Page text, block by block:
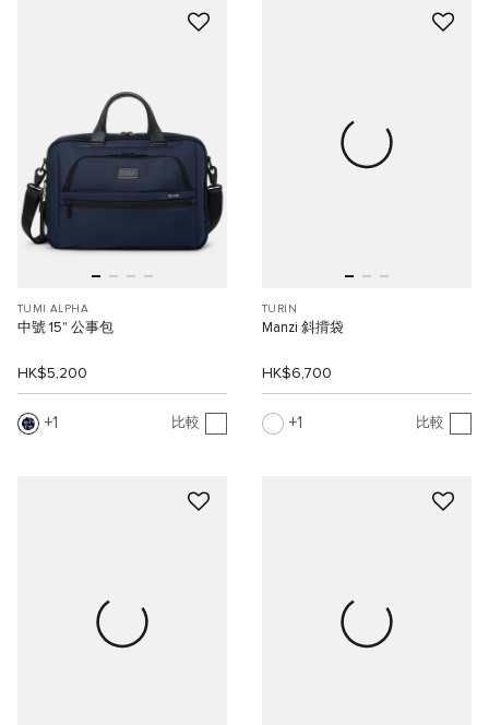
TUMI ALPHA
中號 15" 公事包
HK$5,200
1 比較
TURIN
Manzi 斜揹袋
HK$6,700
1 比較